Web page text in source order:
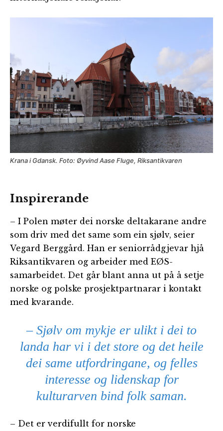
Krana i Gdansk. Foto: Øyvind Aase Fluge, Riksantikvaren
Inspirerande
– I Polen møter dei norske deltakarane andre
som driv med det same som ein sjølv, seier
Vegard Berggård. Han er seniorrådgjevar hjå
Riksantikvaren og arbeider med EØS-
samarbeidet. Det går blant anna ut på å setje
norske og polske prosjektpartnarar i kontakt
med kvarande.
– Sjølv om mykje er ulikt i dei to
landa har vi i det store og det heile
dei same utfordringane, og felles
interesse og lidenskap for
kulturarven bind folk saman.
– Det er verdifullt for norske